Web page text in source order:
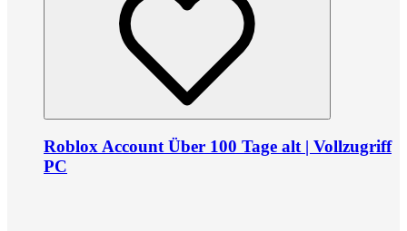
Roblox Account Über 100 Tage alt | Vollzugriff
PC